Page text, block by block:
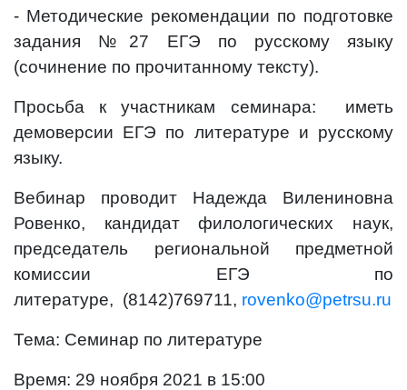
- Методические рекомендации по подготовке
задания №27 ЕГЭ по русскому языку
(сочинение по прочитанному тексту).
Просьба к участникам семинара: иметь
демоверсии ЕГЭ по литературе и русскому
языку.
Вебинар проводит Надежда Вилениновна
Ровенко, кандидат филологических наук,
председатель региональной предметной
комиссии ЕГЭ по
литературе, (8142)769711, rovenko@petrsu.ru
Тема: Семинар по литературе
Время: 29 ноября 2021 в 15:00